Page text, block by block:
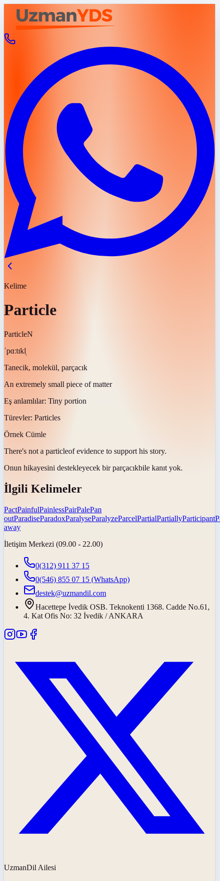
Kelime
Particle
ParticleN
ˈpɑːtɪkl̩
Tanecik, molekül, parçacık
An extremely small piece of matter
Eş anlamlılar: Tiny portion
Türevler: Particles
Örnek Cümle
There's not a particleof evidence to support his story.
Onun hikayesini destekleyecek bir parçacıkbile kanıt yok.
İlgili Kelimeler
PactPainfulPainlessPairPalePan
outParadiseParadoxParalyseParalyzeParcelPartialPartiallyParticipant
away
İletişim Merkezi (09.00 - 22.00)
0(312) 911 37 15
0(546) 855 07 15 (WhatsApp)
destek@uzmandil.com
Hacettepe İvedik OSB. Teknokenti 1368. Cadde No.61,
4. Kat Ofis No: 32 İvedik / ANKARA
UzmanDil Ailesi